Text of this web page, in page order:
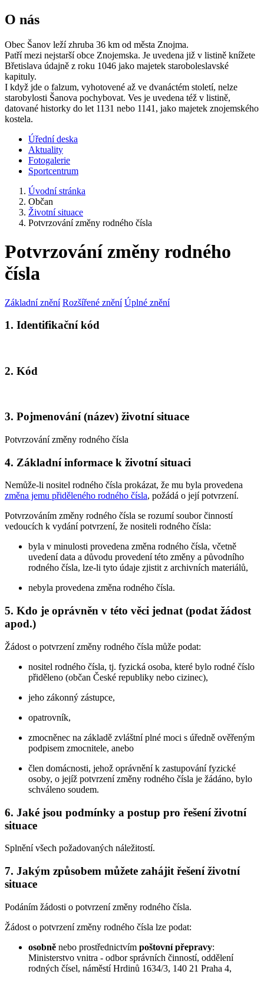
O nás
Obec Šanov leží zhruba 36 km od města Znojma.
Patří mezi nejstarší obce Znojemska. Je uvedena již v listině knížete
Břetislava údajně z roku 1046 jako majetek staroboleslavské
kapituly.
I když jde o falzum, vyhotovené až ve dvanáctém století, nelze
starobylosti Šanova pochybovat. Ves je uvedena též v listině,
datované historky do let 1131 nebo 1141, jako majetek znojemského
kostela.
Úřední deska
Aktuality
Fotogalerie
Sportcentrum
Úvodní stránka
Občan
Životní situace
Potvrzování změny rodného čísla
Potvrzování změny rodného
čísla
Základní znění Rozšířené znění Úplné znění
1. Identifikační kód
2. Kód
3. Pojmenování (název) životní situace
Potvrzování změny rodného čísla
4. Základní informace k životní situaci
Nemůže-li nositel rodného čísla prokázat, že mu byla provedena
změna jemu přiděleného rodného čísla, požádá o její potvrzení.
Potvrzováním změny rodného čísla se rozumí soubor činností
vedoucích k vydání potvrzení, že nositeli rodného čísla:
byla v minulosti provedena změna rodného čísla, včetně
uvedení data a důvodu provedení této změny a původního
rodného čísla, lze-li tyto údaje zjistit z archivních materiálů,
nebyla provedena změna rodného čísla.
5. Kdo je oprávněn v této věci jednat (podat žádost
apod.)
Žádost o potvrzení změny rodného čísla může podat:
nositel rodného čísla, tj. fyzická osoba, které bylo rodné číslo
přiděleno (občan České republiky nebo cizinec),
jeho zákonný zástupce,
opatrovník,
zmocněnec na základě zvláštní plné moci s úředně ověřeným
podpisem zmocnitele, anebo
člen domácnosti, jehož oprávnění k zastupování fyzické
osoby, o jejíž potvrzení změny rodného čísla je žádáno, bylo
schváleno soudem.
6. Jaké jsou podmínky a postup pro řešení životní
situace
Splnění všech požadovaných náležitostí.
7. Jakým způsobem můžete zahájit řešení životní
situace
Podáním žádosti o potvrzení změny rodného čísla.
Žádost o potvrzení změny rodného čísla lze podat:
osobně nebo prostřednictvím poštovní přepravy:
Ministerstvo vnitra - odbor správních činností, oddělení
rodných čísel, náměstí Hrdinů 1634/3, 140 21 Praha 4,